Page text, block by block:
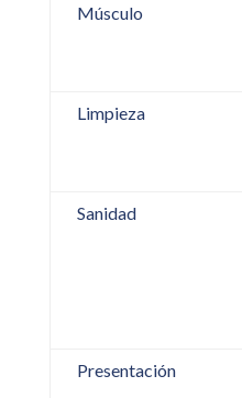
Músculo
Limpieza
Sanidad
Presentación